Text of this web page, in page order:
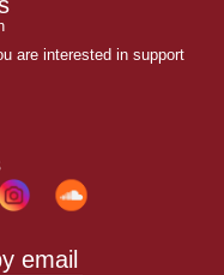
are interested in support
email